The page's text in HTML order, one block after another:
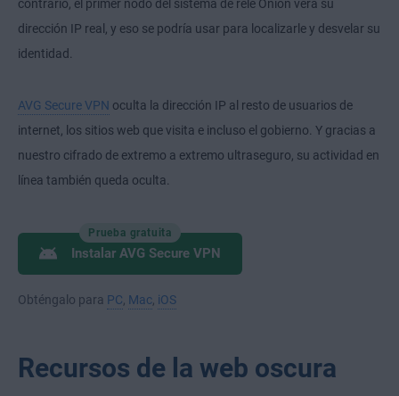
contrario, el primer nodo del sistema de relé Onion verá su
dirección IP real, y eso se podría usar para localizarle y desvelar su
identidad.
AVG Secure VPN oculta la dirección IP al resto de usuarios de
internet, los sitios web que visita e incluso el gobierno. Y gracias a
nuestro cifrado de extremo a extremo ultraseguro, su actividad en
línea también queda oculta.
Prueba gratuita
Instalar AVG Secure VPN
Obténgalo para PC, Mac, iOS
Recursos de la web oscura